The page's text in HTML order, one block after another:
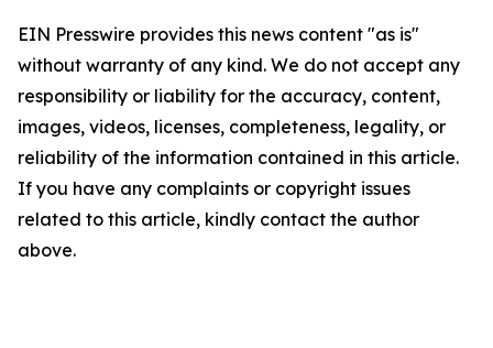
EIN Presswire provides this news content "as is"
without warranty of any kind. We do not accept any
responsibility or liability for the accuracy, content,
images, videos, licenses, completeness, legality, or
reliability of the information contained in this article.
If you have any complaints or copyright issues
related to this article, kindly contact the author
above.